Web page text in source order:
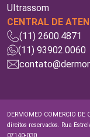
Ultrassom
CENTRAL DE
(11) 2600.4871
(11) 93902.0060
DERMOMED COMERCIO
direitos reservados. Rua